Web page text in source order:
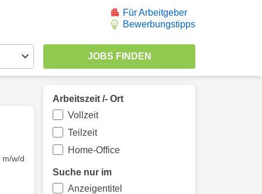
Für Arbeitgeber
Bewerbungstipps
m/w/d
Arbeitszeit /- Ort
Vollzeit
Teilzeit
Home-Office
Suche nur im
Anzeigentitel